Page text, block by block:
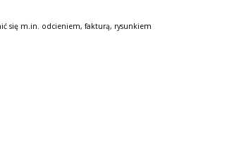
się m.in. odcieniem, fakturą, rysunkiem